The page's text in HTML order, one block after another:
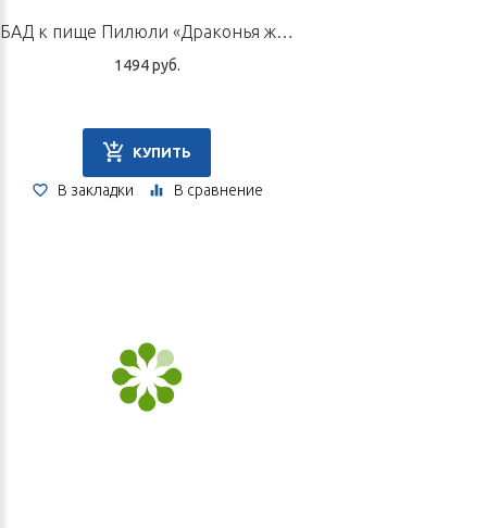
БАД к пище Пилюли «Драконья желчь», 10 пилюль по 6 г
1494 руб.
КУПИТЬ
В закладки В сравнение